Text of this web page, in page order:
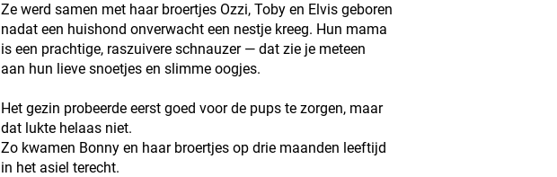
Ze werd samen met haar broertjes Ozzi, Toby en Elvis geboren
nadat een huishond onverwacht een nestje kreeg. Hun mama
is een prachtige, raszuivere schnauzer — dat zie je meteen
aan hun lieve snoetjes en slimme oogjes.
Het gezin probeerde eerst goed voor de pups te zorgen, maar
dat lukte helaas niet.
Zo kwamen Bonny en haar broertjes op drie maanden leeftijd
in het asiel terecht.